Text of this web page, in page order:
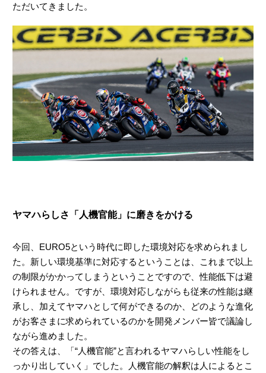
ただいてきました。
ヤマハらしさ「人機官能」に磨きをかける
今回、EURO5という時代に即した環境対応を求められまし
た。新しい環境基準に対応するということは、これまで以上
の制限がかかってしまうということですので、性能低下は避
けられません。ですが、環境対応しながらも従来の性能は継
承し、加えてヤマハとして何ができるのか、どのような進化
がお客さまに求められているのかを開発メンバー皆で議論し
ながら進めました。
その答えは、「“人機官能”と言われるヤマハらしい性能をし
っかり出していく」でした。人機官能の解釈は人によるとこ